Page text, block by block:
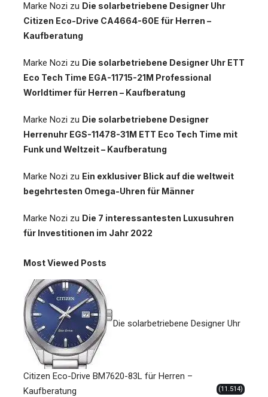
Marke Nozi zu Die solarbetriebene Designer Uhr
Citizen Eco-Drive CA4664-60E für Herren –
Kaufberatung
Marke Nozi zu Die solarbetriebene Designer Uhr ETT
Eco Tech Time EGA-11715-21M Professional
Worldtimer für Herren – Kaufberatung
Marke Nozi zu Die solarbetriebene Designer
Herrenuhr EGS-11478-31M ETT Eco Tech Time mit
Funk und Weltzeit – Kaufberatung
Marke Nozi zu Ein exklusiver Blick auf die weltweit
begehrtesten Omega-Uhren für Männer
Marke Nozi zu Die 7 interessantesten Luxusuhren
für Investitionen im Jahr 2022
Most Viewed Posts
Die solarbetriebene Designer Uhr
Citizen Eco-Drive BM7620-83L für Herren –
Kaufberatung
(11.514)